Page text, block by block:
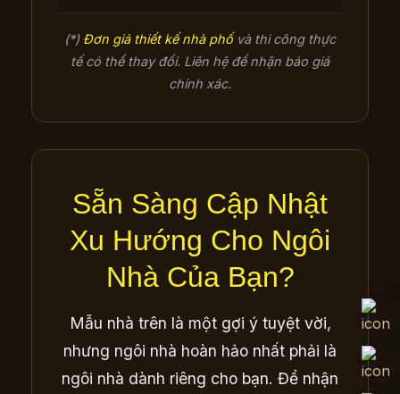
(*) Đơn giá thiết kế nhà phốvà thi công thực
tế có thể thay đổi. Liên hệ để nhận báo giá
chính xác.
Sẵn Sàng Cập Nhật
Xu Hướng Cho Ngôi
Nhà Của Bạn?
Mẫu nhà trên là một gợi ý tuyệt vời,
nhưng ngôi nhà hoàn hảo nhất phải là
ngôi nhà dành riêng cho bạn. Để nhận